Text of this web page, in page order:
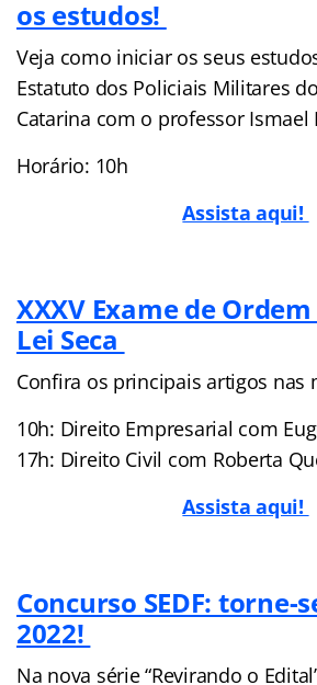
os estudos!
Veja como iniciar os seus
Estatuto dos Policiais Militares
Catarina com o professor Ismael
Horário: 10h
Assista aqui!
XXXV Exame de Ordem
Lei Seca
Confira os principais artigos nas
10h: Direito Empresarial com
17h: Direito Civil com Roberta
Assista aqui!
Concurso SEDF: torne-
2022!
Na nova série “Revirando o